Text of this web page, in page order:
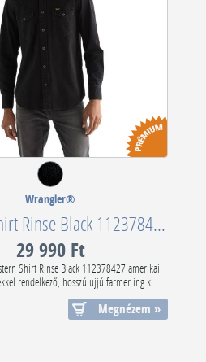
Wrangler®
Western Shirt Rinse Black 112378427
29 990 Ft
Shirt Rinse Black 112378427 amerikai
rendelkező, hosszú ujjú farmer ing kl...
Megnézem »